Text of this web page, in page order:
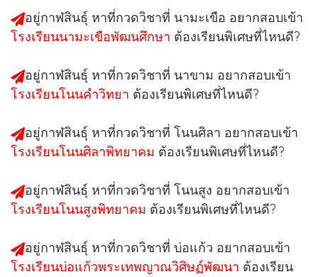
อยู่กาฬสินธุ์ หาที่กวดวิชาที่ นามะเขือ อยากสอบเข้า
โรงเรียนนามะเขือพัฒนศึกษา ต้องเรียนพิเศษที่ไหนดี?
อยู่กาฬสินธุ์ หาที่กวดวิชาที่ นาขาม อยากสอบเข้า
โรงเรียนโนนคำวิทยา ต้องเรียนพิเศษที่ไหนดี?
อยู่กาฬสินธุ์ หาที่กวดวิชาที่ โนนศิลา อยากสอบเข้า
โรงเรียนโนนศิลาพิทยาคม ต้องเรียนพิเศษที่ไหนดี?
อยู่กาฬสินธุ์ หาที่กวดวิชาที่ โนนสูง อยากสอบเข้า
โรงเรียนโนนสูงพิทยาคม ต้องเรียนพิเศษที่ไหนดี?
อยู่กาฬสินธุ์ หาที่กวดวิชาที่ บ่อแก้ว อยากสอบเข้า
โรงเรียนบ่อแก้วพระเทพญาณวิศิษฏ์พัฒนา ต้องเรียน